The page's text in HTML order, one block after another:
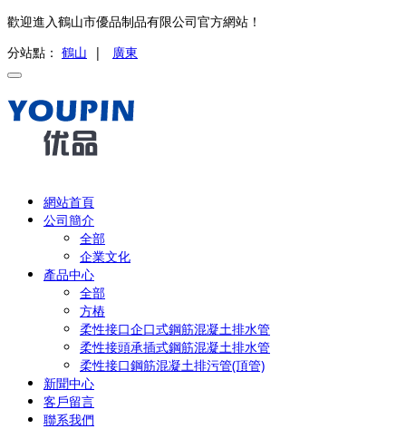
歡迎進入鶴山市優品制品有限公司官方網站！
分站點： 鶴山 | 廣東
網站首頁
公司簡介
全部
企業文化
產品中心
全部
方樁
柔性接口企口式鋼筋混凝土排水管
柔性接頭承插式鋼筋混凝土排水管
柔性接口鋼筋混凝土排污管(頂管)
新聞中心
客戶留言
聯系我們